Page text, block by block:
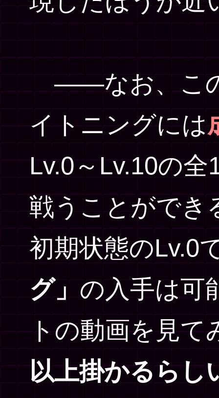
――なお、この
イトニングには
Lv.0～Lv.10の
戦うことができ
初期状態のLv.0
グ」の入手は可
トの動画を見て
以上掛かるらし